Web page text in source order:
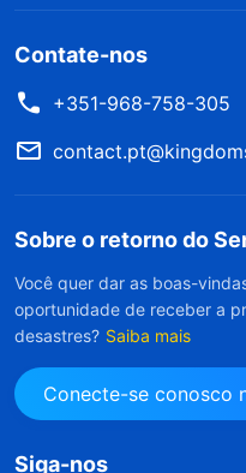
Contate-nos
+351-968-758-305
Sobre o retorno do
Você quer dar as boas-
oportunidade de receber a
desastres? Saiba mais
Conecte-se conosco
Siga-nos